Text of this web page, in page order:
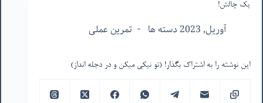
یک چالش!
آوریل, 2023 دسته ها تمرین عملی
این نوشته را به اشتراک بگذار! (تو نیکی میکن و در دجله انداز)